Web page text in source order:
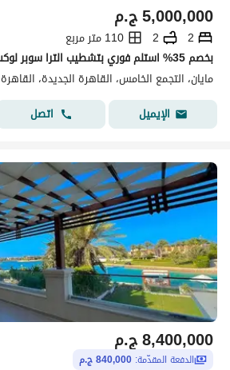
ج.م5,000,000
2
2
110 متر مربع
مايان، التجمع الخامس، القاهرة الجديدة، القاهرة
الإيميل
اتصل
ج.م8,400,000
الدفعة المقدّمة: 840,000 ج.م